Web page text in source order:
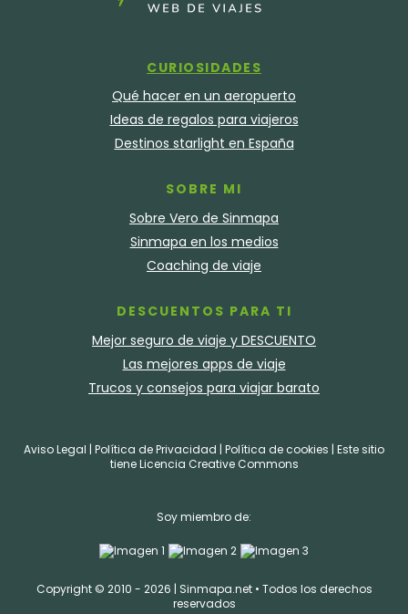
CURIOSIDADES
Qué hacer en un aeropuerto
Ideas de regalos para viajeros
Destinos starlight en España
SOBRE MI
Sobre Vero de Sinmapa
Sinmapa en los medios
Coaching de viaje
DESCUENTOS PARA TI
Mejor seguro de viaje y DESCUENTO
Las mejores apps de viaje
Trucos y consejos para viajar barato
Aviso Legal | Política de Privacidad | Política de cookies | Este sitio
tieneLicencia Creative Commons
Soy miembro de:
Copyright © 2010 - 2026 | Sinmapa.net• Todos los derechos
reservados